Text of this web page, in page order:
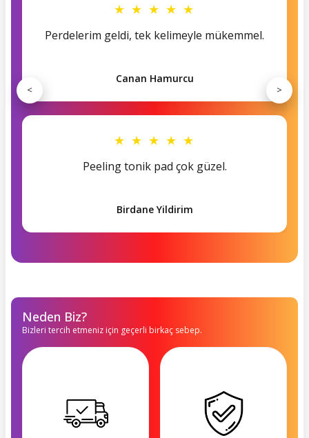
★ ★ ★ ★ ★
Perdelerim geldi, tek kelimeyle mükemmel.
Canan Hamurcu
★ ★ ★ ★ ★
Peeling tonik pad çok güzel.
Birdane Yildirim
< >
Neden Biz?
Bizleri tercih etmeniz için geçerli birkaç sebep.